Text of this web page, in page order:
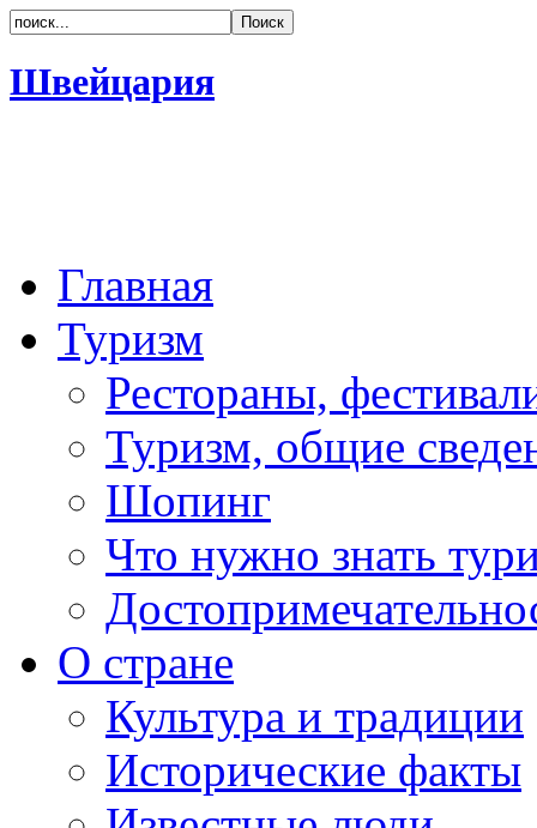
Швейцария
Главная
Туризм
Рестораны,
Туризм, общие
Шопинг
Что нужно знать
О стране
Культура и традиции
Исторические факты